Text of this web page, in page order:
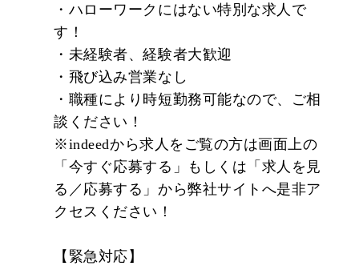
★年収アップを目指しましょう！
明確な評価制度とキャリアパスがあるので、頑張
れば頑張るだけ給与に反映されるシステムがあり
★社員が自信をもってお伝えしたい、「居心地の
いい企業」です！
社員は家族。だから福利厚生には力を入れます。
・ハローワークにはない特別な求人で
す！
・未経験者、経験者大歓迎
・飛び込み営業なし
・職種により時短勤務可能なので、ご相
談ください！
※indeedから求人をご覧の方は画面上の
「今すぐ応募する」もしくは「求人を見
る／応募する」から弊社サイトへ是非ア
クセスください！
【緊急対応】